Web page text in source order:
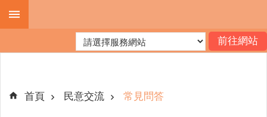
跳到主要內容區塊
階
首頁 民意交流 常見問答